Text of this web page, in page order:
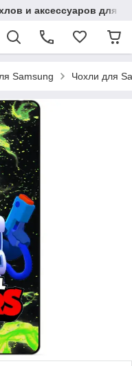
и аксессуаров для
Samsung Чохли для